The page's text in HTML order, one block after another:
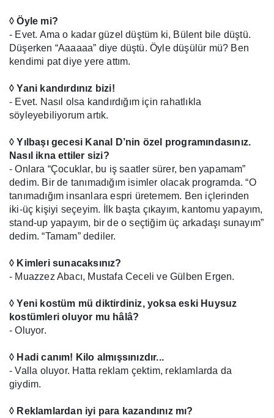
◊ Öyle mi?
- Evet. Ama o kadar güzel düştüm ki, Bülent bile düştü.
Düşerken “Aaaaaa” diye düştü. Öyle düşülür mü? Ben
kendimi pat diye yere attım.
◊ Yani kandırdınız bizi!
- Evet. Nasıl olsa kandırdığım için rahatlıkla
söyleyebiliyorum artık.
◊ Yılbaşı gecesi Kanal D’nin özel programındasınız.
Nasıl ikna ettiler sizi?
- Onlara “Çocuklar, bu iş saatler sürer, ben yapamam”
dedim. Bir de tanımadığım isimler olacak programda. “O
tanımadığım insanlara espri üretemem. Ben içlerinden
iki-üç kişiyi seçeyim. İlk başta çıkayım, kantomu yapayım,
stand-up yapayım, bir de o seçtiğim üç arkadaşı sunayım”
dedim. “Tamam” dediler.
◊ Kimleri sunacaksınız?
- Muazzez Abacı, Mustafa Ceceli ve Gülben Ergen.
◊ Yeni kostüm mü diktirdiniz, yoksa eski Huysuz
kostümleri oluyor mu hâlâ?
- Oluyor.
◊ Hadi canım! Kilo almışsınızdır...
- Valla oluyor. Hatta reklam çektim, reklamlarda da
giydim.
◊ Reklamlardan iyi para kazandınız mı?